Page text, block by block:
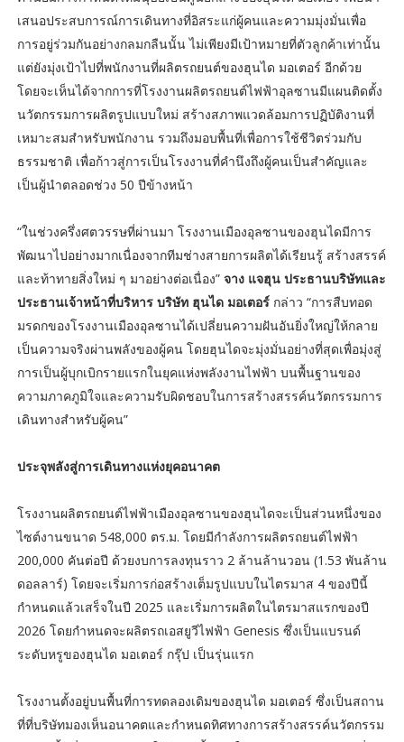
เสนอประสบการณ์การเดินทางที่อิสระแก่ผู้คนและความมุ่งมั่นเพื่อ
การอยู่ร่วมกันอย่างกลมกลืนนั้น ไม่เพียงมีเป้าหมายที่ตัวลูกค้าเท่านั้น
แต่ยังมุ่งเป้าไปที่พนักงานที่ผลิตรถยนต์ของฮุนได มอเตอร์ อีกด้วย
โดยจะเห็นได้จากการที่โรงงานผลิตรถยนต์ไฟฟ้าอุลซานมีแผนติดตั้ง
นวัตกรรมการผลิตรูปแบบใหม่ สร้างสภาพแวดล้อมการปฏิบัติงานที่
เหมาะสมสำหรับพนักงาน รวมถึงมอบพื้นที่เพื่อการใช้ชีวิตร่วมกับ
ธรรมชาติ เพื่อก้าวสู่การเป็นโรงงานที่คำนึงถึงผู้คนเป็นสำคัญและ
เป็นผู้นำตลอดช่วง 50 ปีข้างหน้า
“ในช่วงครึ่งศตวรรษที่ผ่านมา โรงงานเมืองอุลซานของฮุนไดมีการ
พัฒนาไปอย่างมากเนื่องจากทีมช่างสายการผลิตได้เรียนรู้ สร้างสรรค์
และท้าทายสิ่งใหม่ ๆ มาอย่างต่อเนื่อง” จาง แจฮุน ประธานบริษัทและ
ประธานเจ้าหน้าที่บริหาร บริษัท ฮุนได มอเตอร์ กล่าว “การสืบทอด
มรดกของโรงงานเมืองอุลซานได้เปลี่ยนความฝันอันยิ่งใหญ่ให้กลาย
เป็นความจริงผ่านพลังของผู้คน โดยฮุนไดจะมุ่งมั่นอย่างที่สุดเพื่อมุ่งสู่
การเป็นผู้บุกเบิกรายแรกในยุคแห่งพลังงานไฟฟ้า บนพื้นฐานของ
ความภาคภูมิใจและความรับผิดชอบในการสร้างสรรค์นวัตกรรมการ
เดินทางสำหรับผู้คน”
ประจุพลังสู่การเดินทางแห่งยุคอนาคต
โรงงานผลิตรถยนต์ไฟฟ้าเมืองอุลซานของฮุนไดจะเป็นส่วนหนึ่งของ
ไซต์งานขนาด 548,000 ตร.ม. โดยมีกำลังการผลิตรถยนต์ไฟฟ้า
200,000 คันต่อปี ด้วยงบการลงทุนราว 2 ล้านล้านวอน (1.53 พันล้าน
ดอลลาร์) โดยจะเริ่มการก่อสร้างเต็มรูปแบบในไตรมาส 4 ของปีนี้
กำหนดแล้วเสร็จในปี 2025 และเริ่มการผลิตในไตรมาสแรกของปี
2026 โดยกำหนดจะผลิตรถเอสยูวีไฟฟ้า Genesis ซึ่งเป็นแบรนด์
ระดับหรูของฮุนได มอเตอร์ กรุ๊ป เป็นรุ่นแรก
โรงงานตั้งอยู่บนพื้นที่การทดลองเดิมของฮุนได มอเตอร์ ซึ่งเป็นสถาน
ที่ที่บริษัทมองเห็นอนาคตและกำหนดทิศทางการสร้างสรรค์นวัตกรรม